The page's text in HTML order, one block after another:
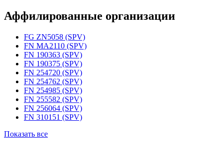
Аффилированные организации
FG ZN5058 (SPV)
FN MA2110 (SPV)
FN 190363 (SPV)
FN 190375 (SPV)
FN 254720 (SPV)
FN 254762 (SPV)
FN 254985 (SPV)
FN 255582 (SPV)
FN 256064 (SPV)
FN 310151 (SPV)
Показать все